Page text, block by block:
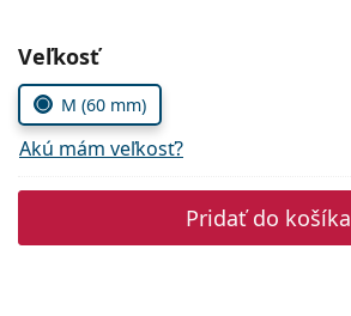
Zvoľte parametre
Veľkosť
M (60 mm)
Akú mám veľkosť?
Pridať do košíka